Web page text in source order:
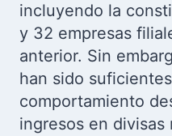
incluyendo la
y 32 empresas
anterior. Sin
han sido
comportamiento
ingresos en divisas